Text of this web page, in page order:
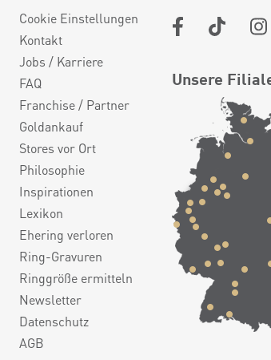
Cookie Einstellungen
Kontakt
Jobs / Karriere
FAQ
Franchise / Partner
Goldankauf
Stores vor Ort
Philosophie
Inspirationen
Lexikon
Ehering verloren
Ring-Gravuren
Ringgröße ermitteln
Newsletter
Datenschutz
AGB
Unsere